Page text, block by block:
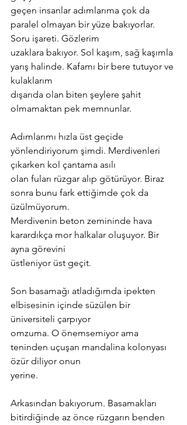
geçen insanlar adımlarıma çok da
paralel olmayan bir yüze bakıyorlar.
Soru işareti. Gözlerim
uzaklara bakıyor. Sol kaşım, sağ kaşımla
yarış halinde. Kafamı bir bere tutuyor ve
kulaklarım
dışarıda olan biten şeylere şahit
olmamaktan pek memnunlar.
Adımlarımı hızla üst geçide
yönlendiriyorum şimdi. Merdivenleri
çıkarken kol çantama asılı
olan fuları rüzgar alıp götürüyor. Biraz
sonra bunu fark ettiğimde çok da
üzülmüyorum.
Merdivenin beton zemininde hava
karardıkça mor halkalar oluşuyor. Bir
ayna görevini
üstleniyor üst geçit.
Son basamağı atladığımda ipekten
elbisesinin içinde süzülen bir
üniversiteli çarpıyor
omzuma. O önemsemiyor ama
teninden uçuşan mandalina kolonyası
özür diliyor onun
yerine.
Arkasından bakıyorum. Basamakları
bitirdiğinde az önce rüzgarın benden